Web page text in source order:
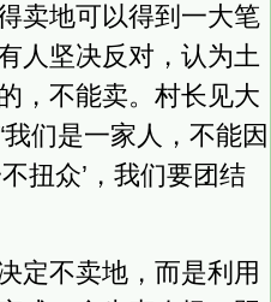
卖地可以得到一大笔
人坚决反对，认为土
，不能卖。村长见大
们是一家人，不能因
扭众’，我们要团结
定不卖地，而是利用